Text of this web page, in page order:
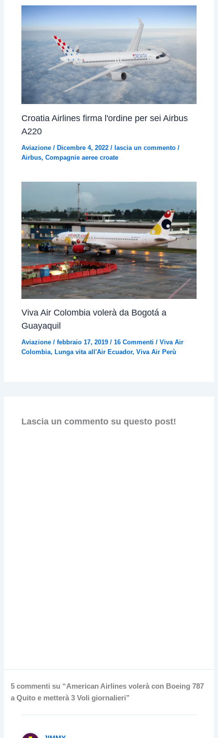
Croatia Airlines firma l'ordine per sei Airbus
A220
Aviazione / Dicembre 4, 2022/ lascia un commento /
Airbus,Compagnie aeree croate
Viva Air Colombia volerà da Bogotá a
Guayaquil
Aviazione /febbraio 17, 2019/16 Commenti /Viva Air
Colombia, Lunga vita all'Air Ecuador,Viva Air Perù
Lascia un commento su questo post!
5 commenti su “American Airlines volerà con Boeing 787
a Quito e metterà 3 Voli giornalieri”